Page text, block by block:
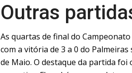
Outras
As quartas de final do
com a vitória de 3 a 0 do
de Maio. O destaque da partida foi